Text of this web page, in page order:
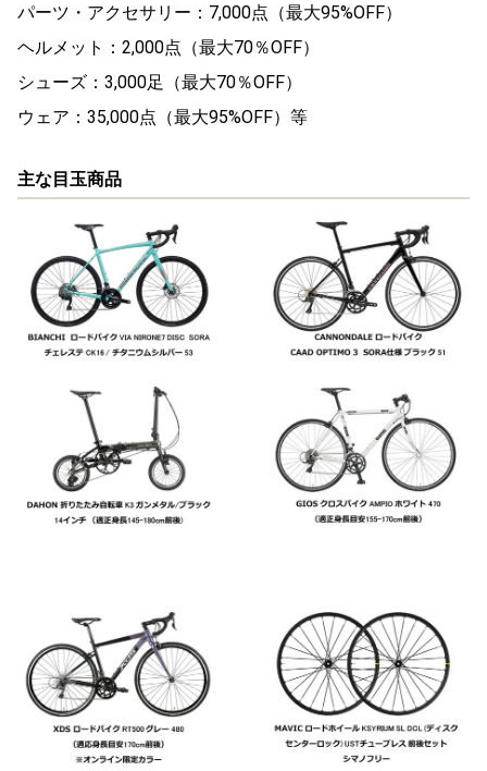
パーツ・アクセサリー：7,000点（最大95%OFF）
ヘルメット：2,000点（最大70％OFF）
シューズ：3,000足（最大70％OFF）
ウェア：35,000点（最大95%OFF）等
主な目玉商品